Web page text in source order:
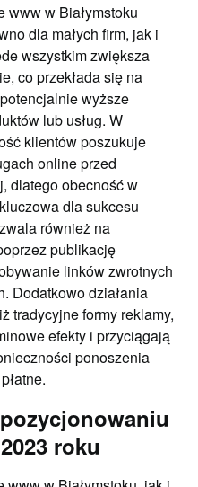
www w Białymstoku
dla małych firm, jak i
wszystkim zwiększa
co przekłada się na
wyższe
lub usług. W
klientów poszukuje
online przed
dlatego obecność w
dla sukcesu
również na
publikację
linków zwrotnych
Dodatkowo działania
tradycyjne formy reklamy,
efekty i przyciągają
ponoszenia
roku